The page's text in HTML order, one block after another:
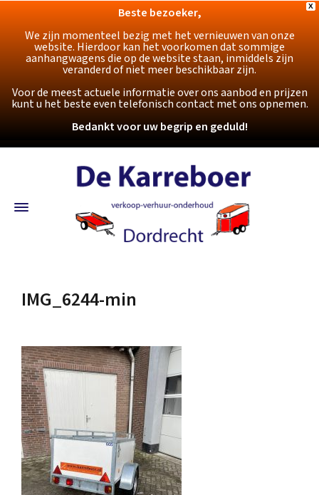
X
Beste bezoeker,
We zijn momenteel bezig met het vernieuwen van onze
website. Hierdoor kan het voorkomen dat sommige
aanhangwagens die op de website staan, inmiddels zijn
veranderd of niet meer beschikbaar zijn.
Voor de meest actuele informatie over ons aanbod en prijzen
kunt u het beste even telefonisch contact met ons opnemen.
Bedankt voor uw begrip en geduld!
IMG_6244-min